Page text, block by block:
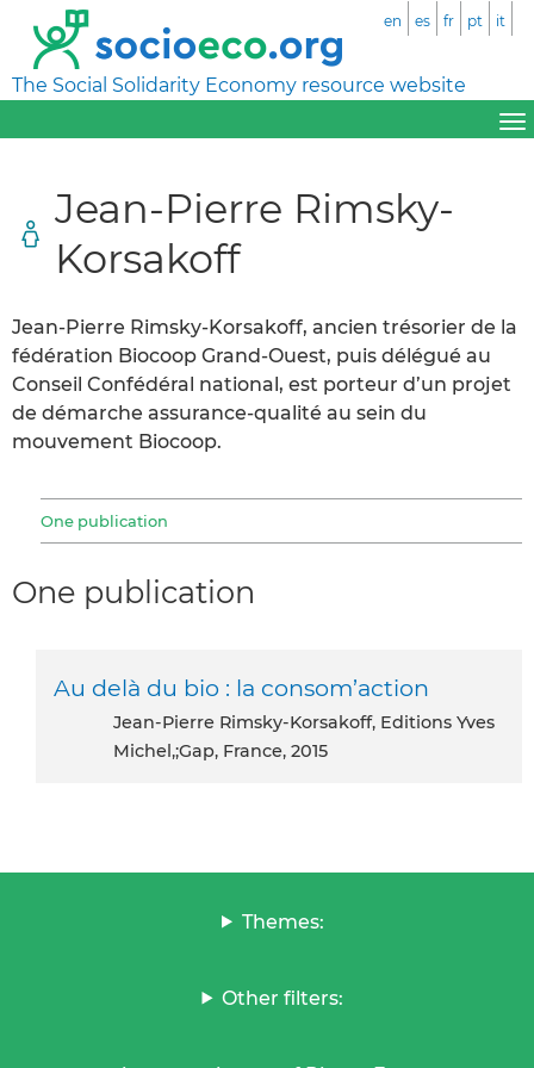
The Social Solidarity Economy resource website
en es fr pt it
Jean-Pierre Rimsky-
Korsakoff
Jean-Pierre Rimsky-Korsakoff, ancien trésorier de la
fédération Biocoop Grand-Ouest, puis délégué au
Conseil Confédéral national, est porteur d’un projet
de démarche assurance-qualité au sein du
mouvement Biocoop.
One publication
One publication
Au delà du bio : la consom’action
Jean-Pierre Rimsky-Korsakoff, Editions Yves
Michel,;Gap, France, 2015
Themes:
Other filters: